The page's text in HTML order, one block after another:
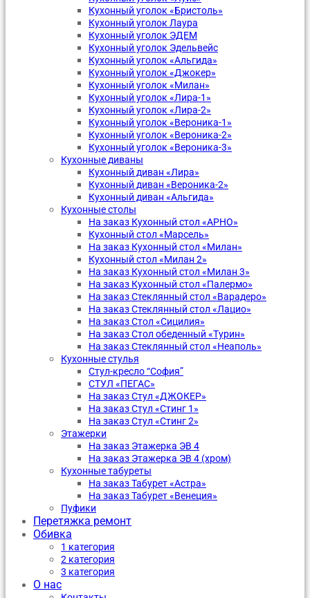
Кухонный уголок «Бристоль»
Кухонный уголок Лаура
Кухонный уголок ЭДЕМ
Кухонный уголок Эдельвейс
Кухонный уголок «Альгида»
Кухонный уголок «Джокер»
Кухонный уголок «Милан»
Кухонный уголок «Лира-1»
Кухонный уголок «Лира-2»
Кухонный уголок «Вероника-1»
Кухонный уголок «Вероника-2»
Кухонный уголок «Вероника-3»
Кухонные диваны
Кухонный диван «Лира»
Кухонный диван «Вероника-2»
Кухонный диван «Альгида»
Кухонные столы
На заказ Кухонный стол «АРНО»
Кухонный стол «Марсель»
На заказ Кухонный стол «Милан»
Кухонный стол «Милан 2»
На заказ Кухонный стол «Милан 3»
На заказ Кухонный стол «Палермо»
На заказ Стеклянный стол «Варадеро»
На заказ Стеклянный стол «Лацио»
На заказ Стол «Сицилия»
На заказ Стол обеденный «Турин»
На заказ Стеклянный стол «Неаполь»
Кухонные стулья
Стул-кресло “София”
CТУЛ «ПЕГАС»
На заказ Стул «ДЖОКЕР»
На заказ Стул «Стинг 1»
На заказ Стул «Стинг 2»
Этажерки
На заказ Этажерка ЭВ 4
На заказ Этажерка ЭВ 4 (хром)
Кухонные табуреты
На заказ Табурет «Астра»
На заказ Табурет «Венеция»
Пуфики
Перетяжка ремонт
Обивка
1 категория
2 категория
3 категория
О нас